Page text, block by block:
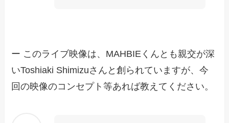
ー このライブ映像は、MAHBIEくんとも親交が深
いToshiaki Shimizuさんと創られていますが、今
回の映像のコンセプト等あれば教えてください。